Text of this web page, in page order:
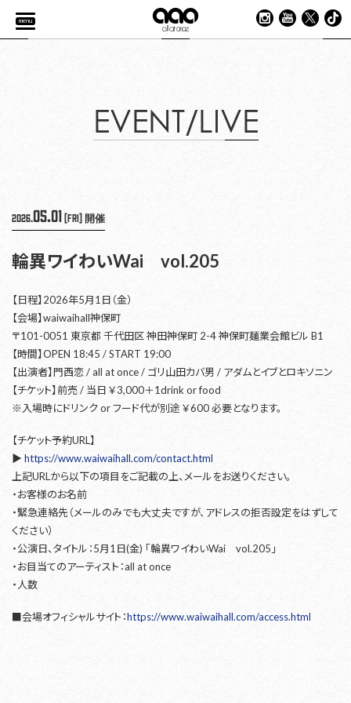
menu
EVENT/LIVE
2026.05.01[Fri]開催
輪異ワイわいWai vol.205
【日程】2026年5月1日（金）
【会場】waiwaihall神保町
〒101-0051 東京都 千代田区 神田神保町 2-4 神保町麺業会館ビル B1
【時間】OPEN 18:45 / START 19:00
【出演者】門西恋 / all at once / ゴリ山田カバ男 / アダムとイブとロキソニン
【チケット】前売 / 当日 ￥3,000＋1drink or food
※入場時にドリンク or フード代が別途 ￥600 必要となります。
【チケット予約URL】
▶︎ https://www.waiwaihall.com/contact.html
上記URLから以下の項目をご記載の上、メールをお送りください。
・お客様のお名前
・緊急連絡先（メールのみでも大丈夫ですが、アドレスの拒否設定をはずして
ください）
・公演日、タイトル：5月1日(金) 「輪異ワイわいWai vol.205」
・お目当てのアーティスト：all at once
・人数
■会場オフィシャルサイト：https://www.waiwaihall.com/access.html